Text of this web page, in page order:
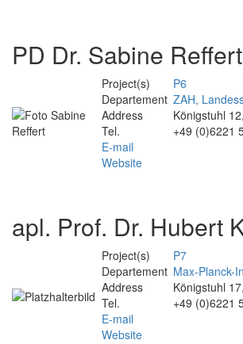
PD Dr. Sabine Reffert
Project(s)
P6
Departement ZAH,
Address
Königstuhl
Tel.
+49 (0)6221
E-mail
Website
apl. Prof. Dr. Hubert
Project(s)
P7
Departement Max-Planck-
Address
Königstuhl
Tel.
+49 (0)6221
E-mail
Website